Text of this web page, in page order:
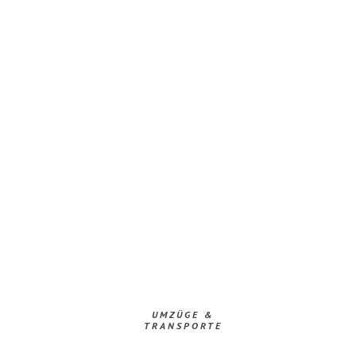
UMZÜGE &
TRANSPORTE